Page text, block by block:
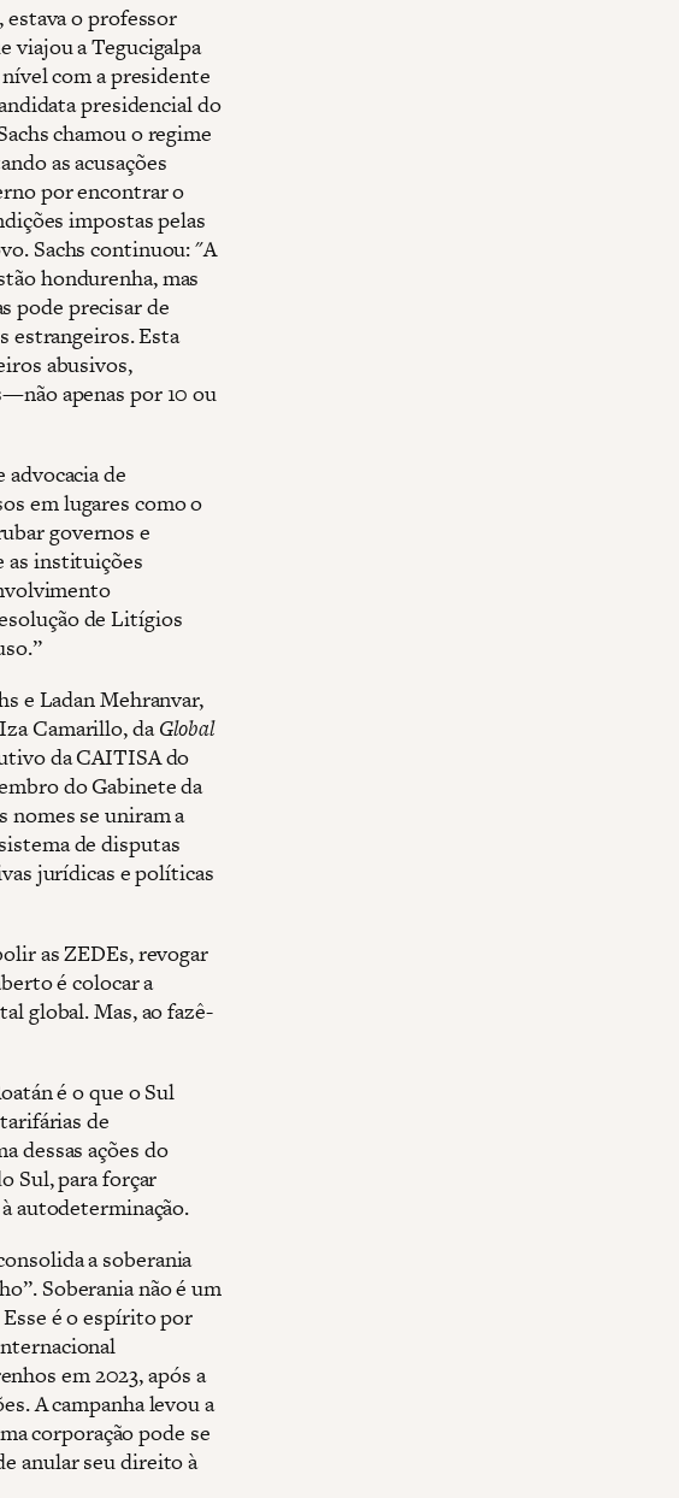
estava o professor
viajou a Tegucigalpa
com a presidente
presidencial do
chamou o regime
as acusações
por encontrar o
impostas pelas
Sachs continuou: "A
hondurenha, mas
pode precisar de
estrangeiros. Esta
abusivos,
apenas por 10 ou
de
em lugares como o
governos e
as instituições
de Litígios
e Ladan Mehranvar,
Camarillo, daGlobal
da CAITISA do
do Gabinete da
nomes se uniram a
de disputas
jurídicas e políticas
as ZEDEs, revogar
é colocar a
global. Mas, ao fazê-
é o que o Sul
de
dessas ações do
Sul, para forçar
autodeterminação.
a soberania
Soberania não é um
Esse é o espírito por
em 2023, após a
A campanha levou a
corporação pode se
anular seu direito à